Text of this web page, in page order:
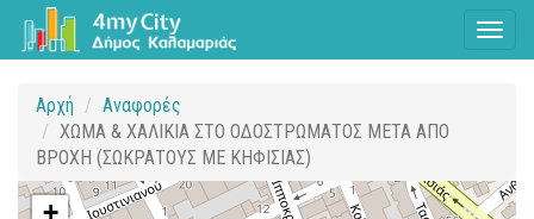
Αρχή
Αναφορές
ΧΩΜΑ & ΧΑΛΙΚΙΑ ΣΤΟ ΟΔΟΣΤΡΩΜΑΤΟΣ ΜΕΤΑ ΑΠΟ
ΒΡΟΧΗ (ΣΩΚΡΑΤΟΥΣ ΜΕ ΚΗΦΙΣΙΑΣ)
+